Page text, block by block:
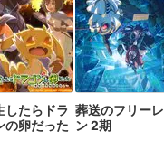
したらドラ
の卵だった
葬送のフリーレ
ン 2期